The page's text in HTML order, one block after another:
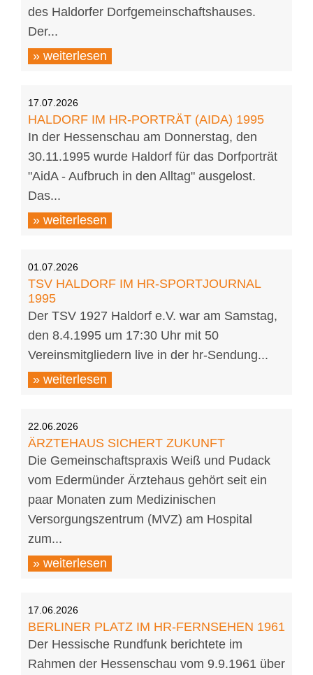
des Haldorfer Dorfgemeinschaftshauses.
Der...
» weiterlesen
17.07.2026
HALDORF IM HR-PORTRÄT (AIDA) 1995
In der Hessenschau am Donnerstag, den
30.11.1995 wurde Haldorf für das Dorfporträt
"AidA - Aufbruch in den Alltag" ausgelost.
Das...
» weiterlesen
01.07.2026
TSV HALDORF IM HR-SPORTJOURNAL
1995
Der TSV 1927 Haldorf e.V. war am Samstag,
den 8.4.1995 um 17:30 Uhr mit 50
Vereinsmitgliedern live in der hr-Sendung...
» weiterlesen
22.06.2026
ÄRZTEHAUS SICHERT ZUKUNFT
Die Gemeinschaftspraxis Weiß und Pudack
vom Edermünder Ärztehaus gehört seit ein
paar Monaten zum Medizinischen
Versorgungszentrum (MVZ) am Hospital
zum...
» weiterlesen
17.06.2026
BERLINER PLATZ IM HR-FERNSEHEN 1961
Der Hessische Rundfunk berichtete im
Rahmen der Hessenschau vom 9.9.1961 über